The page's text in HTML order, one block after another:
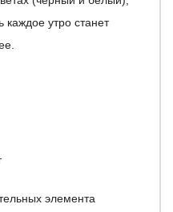
каждое утро станет
элемента